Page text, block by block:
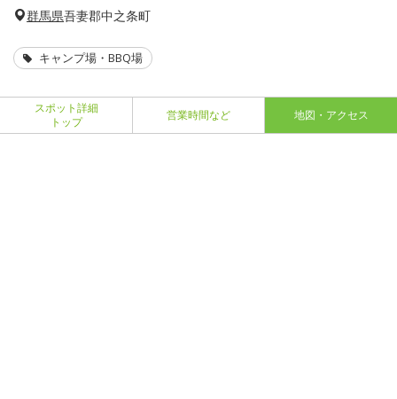
群馬県吾妻郡中之条町
キャンプ場・BBQ場
スポット詳細
トップ
営業時間など 地図・アクセス